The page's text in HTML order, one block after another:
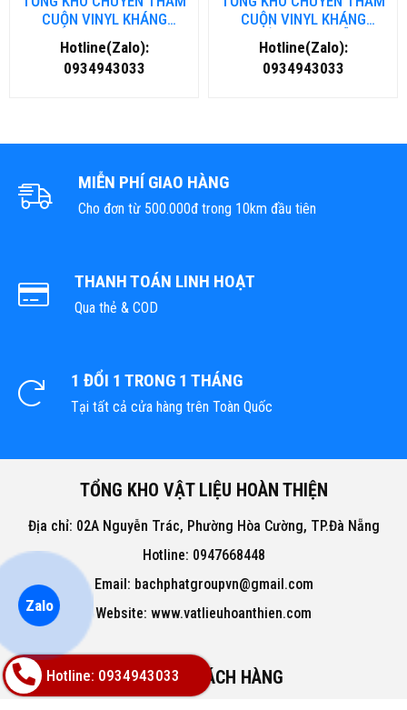
CUỘN VINYL KHÁNG
KHUẨN TẠI NHA TRANG
Hotline(Zalo):
0934943033
CUỘN VINYL KHÁNG
KHUẨN TẠI ĐÀ NẴNG
Hotline(Zalo):
0934943033
MIỄN PHÍ GIAO HÀNG
Cho đơn từ 500.000đ trong 10km đầu tiên
THANH TOÁN LINH HOẠT
Qua thẻ & COD
1 ĐỔI 1 TRONG 1 THÁNG
Tại tất cả cửa hàng trên Toàn Quốc
TỔNG KHO VẬT LIỆU HOÀN THIỆN
Địa chỉ: 02A Nguyễn Trác, Phường Hòa Cường, TP.Đà Nẵng
Hotline: 0947668448
Email: bachphatgroupvn@gmail.com
Website: www.vatlieuhoanthien.com
HỖ TRỢ KHÁCH HÀNG
Hotline: 0934943033
Zalo